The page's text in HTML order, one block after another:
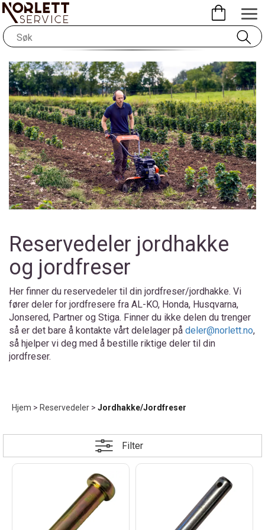
Reservedeler jordhakke
og jordfreser
Her finner du reservedeler til din jordfreser/jordhakke. Vi
fører deler for jordfresere fra AL-KO, Honda, Husqvarna,
Jonsered, Partner og Stiga. Finner du ikke delen du trenger
så er det bare å kontakte vårt delelager på deler@norlett.no,
så hjelper vi deg med å bestille riktige deler til din
jordfreser.
Hjem>Reservedeler>Jordhakke/Jordfreser
Filter